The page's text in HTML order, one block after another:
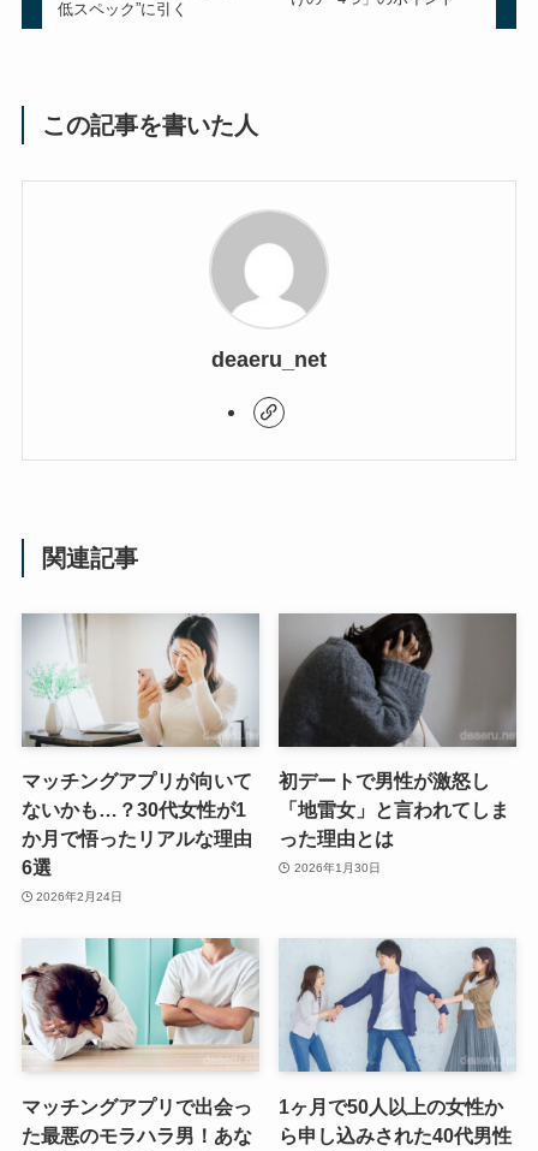
低スペック”に引く
この記事を書いた人
deaeru_net
関連記事
マッチングアプリが向いて
ないかも…？30代女性が1
か月で悟ったリアルな理由
6選
2026年2月24日
初デートで男性が激怒し
「地雷女」と言われてしま
った理由とは
2026年1月30日
マッチングアプリで出会っ
た最悪のモラハラ男！あな
1ヶ月で50人以上の女性か
ら申し込みされた40代男性